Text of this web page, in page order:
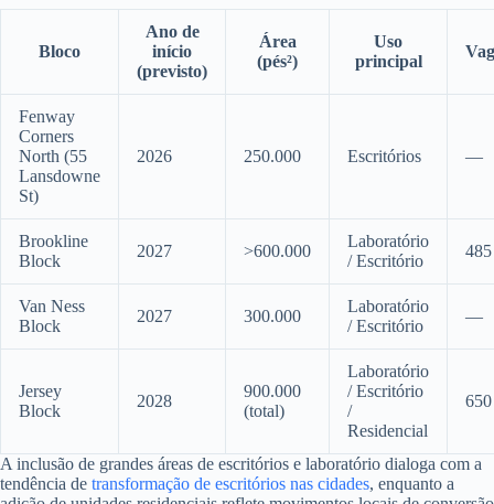
Bloco
Ano de
início
(previsto)
Área
(pés²)
Uso
principal
Fenway
Corners
North (55
Lansdowne
St)
2026 250.000 Escritórios —
Brookline
Block
2027 >600.000
Laboratório
/ Escritório
485
Van Ness
Block
2027 300.000
Laboratório
/ Escritório
—
Jersey
Block
2028
900.000
(total)
Laboratório
/ Escritório
/
Residencial
650
A inclusão de grandes áreas de escritórios e laboratório dialoga com a
tendência de transformação de escritórios nas cidades, enquanto a